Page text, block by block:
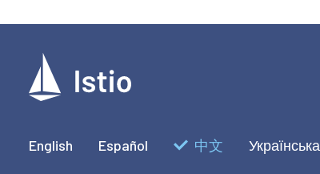
English Español 中文 Українська